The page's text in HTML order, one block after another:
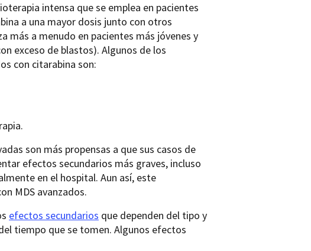
intensa que se emplea en pacientes
a una mayor dosis junto con otros
a menudo en pacientes más jóvenes y
exceso de blastos). Algunos de los
con citarabina son:
son más propensas a que sus casos de
efectos secundarios más graves, incluso
en el hospital. Aun así, este
MDS avanzados.
efectos secundarios que dependen del tipo y
tiempo que se tomen. Algunos efectos